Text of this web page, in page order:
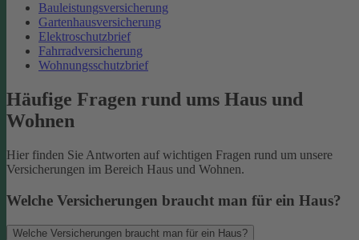
Bauleistungsversicherung
Gartenhausversicherung
Elektroschutzbrief
Fahrradversicherung
Wohnungsschutzbrief
Häufige Fragen rund ums Haus und
Wohnen
Hier finden Sie Antworten auf wichtigen Fragen rund um unsere
Versicherungen im Bereich Haus und Wohnen.
Welche Versicherungen braucht man für ein Haus?
Welche Versicherungen braucht man für ein Haus?